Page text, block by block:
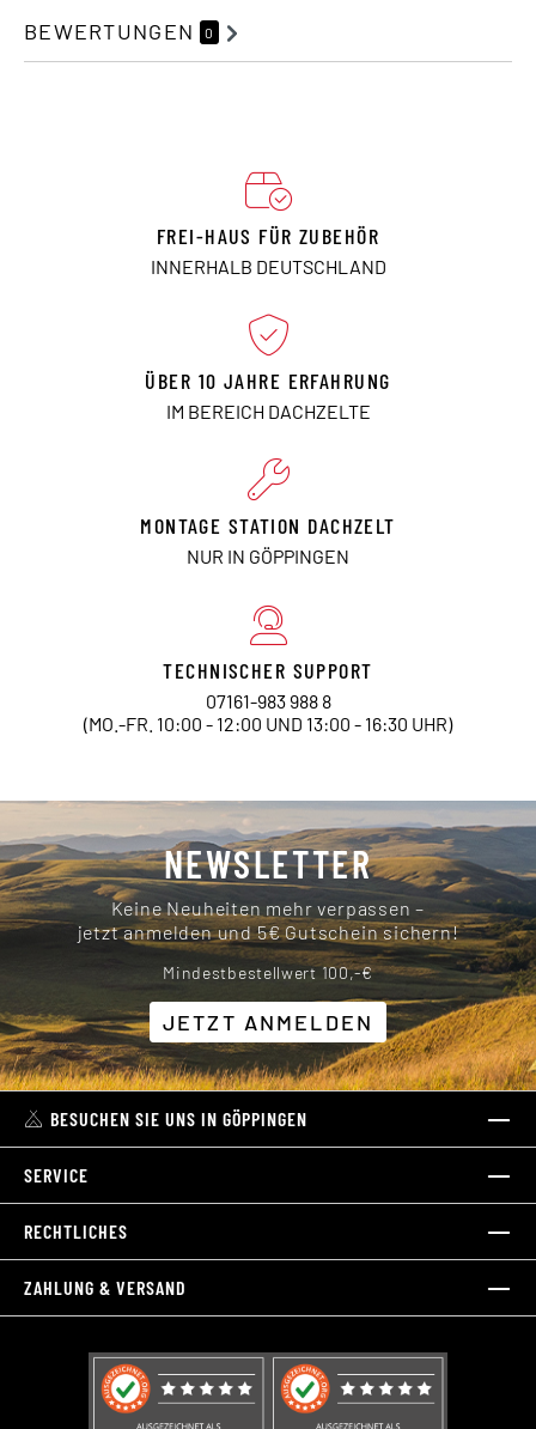
BEWERTUNGEN 0
FREI-HAUS FÜR ZUBEHÖR
INNERHALB DEUTSCHLAND
ÜBER 10 JAHRE ERFAHRUNG
IM BEREICH DACHZELTE
MONTAGE STATION DACHZELT
NUR IN GÖPPINGEN
TECHNISCHER SUPPORT
07161-983 988 8
(MO.-FR. 10:00 - 12:00 UND 13:00 - 16:30 UHR)
NEWSLETTER
Keine Neuheiten mehr verpassen –
jetzt anmelden und 5€ Gutschein sichern!
Mindestbestellwert 100,-€
JETZT ANMELDEN
BESUCHEN SIE UNS IN GÖPPINGEN
SERVICE
RECHTLICHES
ZAHLUNG & VERSAND